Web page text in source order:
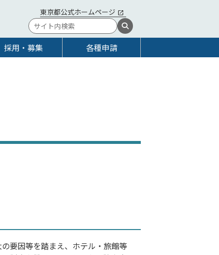
東京都公式ホームページ
採用・募集 各種申請
要因等を踏まえ、ホテル・旅館等